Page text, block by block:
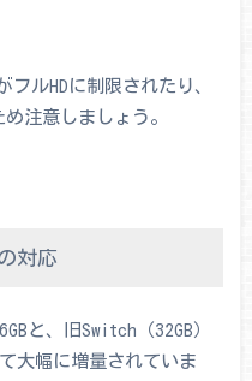
ルHDに制限されたり、
注意しましょう。
対応
と、旧Switch（32GB）
大幅に増量されていま